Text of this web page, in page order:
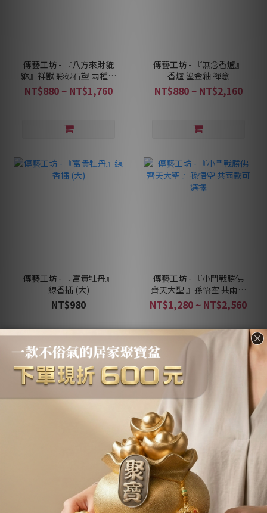
傳藝工坊 - 『八方來財貔
貅』祥獸 彩砂石塑 兩種色
彩可選
NT$880 ~ NT$1,760
傳藝工坊 - 『無念香爐』
香爐 鎏金釉 禪意
NT$880 ~ NT$2,160
傳藝工坊 - 『富貴牡丹』
線香插 (大)
NT$980
傳藝工坊 - 『小鬥戰勝佛
齊天大聖 』孫悟空 共兩款
可選擇
NT$1,280 ~ NT$2,560
傳藝工坊 - 『事事如意彌
勒』白瓷 彌勒佛 笑佛
傳藝工坊 - 『鎏金 牛氣沖
天』茶寵 共兩款可選